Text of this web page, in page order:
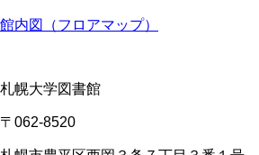
館内図（フロアマップ）
札幌大学図書館
〒062-8520